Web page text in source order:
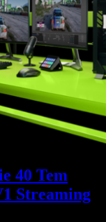
40 Tem
Streaming